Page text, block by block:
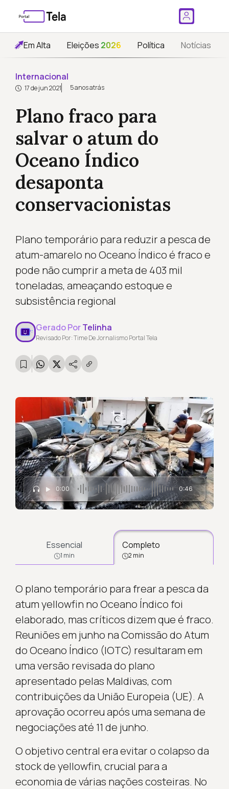
Em Alta Eleições 2026 Política Notícias
Internacional
17 de jun 2021 5 anos atrás
Plano fraco para
salvar o atum do
Oceano Índico
desaponta
conservacionistas
Plano temporário para reduzir a pesca de
atum-amarelo no Oceano Índico é fraco e
pode não cumprir a meta de 403 mil
toneladas, ameaçando estoque e
subsistência regional
Gerado PorTelinha
Revisado Por: Time De Jornalismo Portal Tela
0:00 0:46
Essencial
1 min
Completo
2 min
O plano temporário para frear a pesca da
atum yellowfin no Oceano Índico foi
elaborado, mas críticos dizem que é fraco.
Reuniões em junho na Comissão do Atum
do Oceano Índico (IOTC) resultaram em
uma versão revisada do plano
apresentado pelas Maldivas, com
contribuições da União Europeia (UE). A
aprovação ocorreu após uma semana de
negociações até 11 de junho.
O objetivo central era evitar o colapso da
stock de yellowfin, crucial para a
economia de várias nações costeiras. No